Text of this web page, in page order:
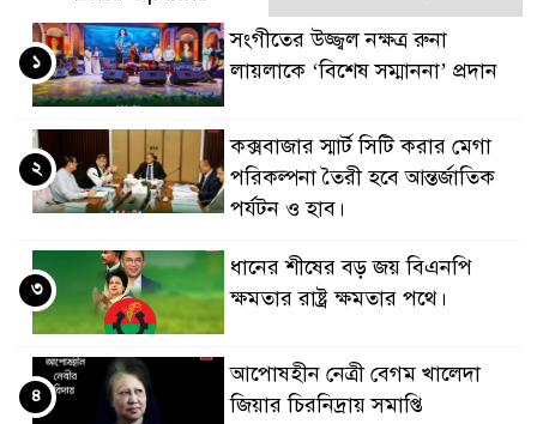
সংগীতের উজ্জ্বল নক্ষত্র রুনা
লায়লাকে ‘বিশেষ সম্মাননা’ প্রদান
১
কক্সবাজার স্মার্ট সিটি করার মেগা
পরিকল্পনা তৈরী হবে আন্তর্জাতিক
পর্যটন ও হাব।
২
ধানের শীষের বড় জয় বিএনপি
ক্ষমতার রাষ্ট্র ক্ষমতার পথে।
৩
আপোষহীন নেত্রী বেগম খালেদা
জিয়ার চিরনিদ্রায় সমাপ্তি
৪